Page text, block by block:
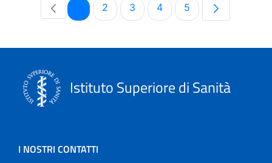
PaginaPagina
2 Pagina
3 Pagina
4 Pagina
5
Istituto Superiore di Sanità
I NOSTRI CONTATTI